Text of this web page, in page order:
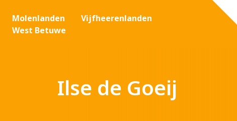
Molenlanden
Vijfheerenlanden
West Betuwe
Ilse de Goeij